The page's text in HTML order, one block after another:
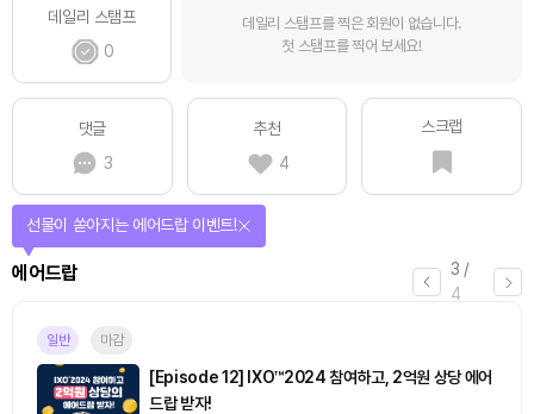
데일리 스탬프
0
데일리 스탬프를 찍은 회원이 없습니다.
첫 스탬프를 찍어 보세요!
댓글
3
추천
4
스크랩
3 /
4
에어드랍
선물이 쏟아지는 에어드랍 이벤트!
일반 마감
[Episode 12] IXO™2024 참여하고, 2억원 상당 에어
드랍 받자!